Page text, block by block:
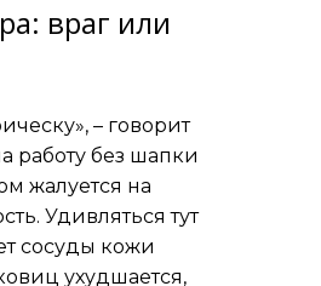
враг или
– говорит
работу без шапки
жалуется на
Удивляться тут
сосуды кожи
ухудшается,